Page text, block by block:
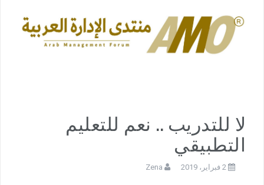
لا للتدريب .. نعم للتعليم
التطبيقي
2 فبراير، 2019 Zena